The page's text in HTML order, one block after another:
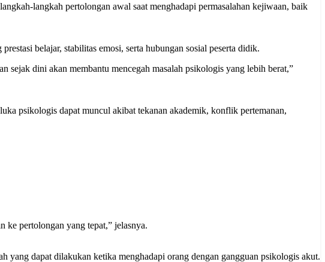
langkah pertolongan awal saat menghadapi permasalahan kejiwaan, baik
belajar, stabilitas emosi, serta hubungan sosial peserta didik.
sejak dini akan membantu mencegah masalah psikologis yang lebih berat,”
psikologis dapat muncul akibat tekanan akademik, konflik pertemanan,
ke pertolongan yang tepat,” jelasnya.
dapat dilakukan ketika menghadapi orang dengan gangguan psikologis akut.